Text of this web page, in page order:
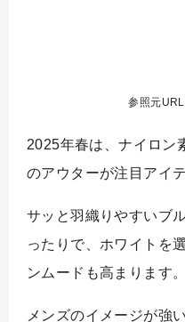
参照元
2025年春は、ナイロン
のアウターが注目アイテ
サッと羽織りやすいブ
ったりで、ホワイトを
ンムードも高まります。
メンズのイメージが強